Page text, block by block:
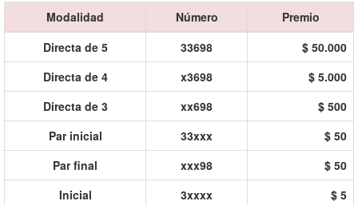
Modalidad Número
Premio
Directa de 5
33698
$ 50.000
Directa de 4
x3698
$ 5.000
Directa de 3
xx698
$ 500
Par inicial
33xxx
$ 50
Par final
xxx98
$ 50
Inicial
3xxxx
$ 5